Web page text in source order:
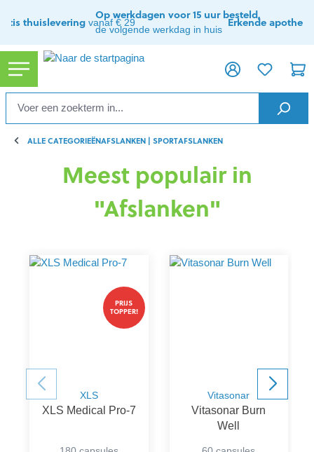
thuislevering vanaf € 29
Op werkdagen voor 15 uur besteld,
de volgende werkdag in huis
Erkende apotheek
ALLE CATEGORIEËNAFSLANKEN | SPORTAFSLANKEN
Meest populair in
"Afslanken"
PRIJS
TOPPER!
XLS
XLS Medical Pro-7
Vitasonar
Vitasonar Burn
Well